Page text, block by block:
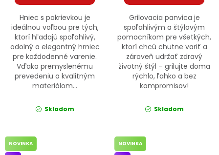
Hniec s pokrievkou je
ideálnou voľbou pre tých,
ktorí hľadajú spoľahlivý,
odolný a elegantný hrniec
pre každodenné varenie.
Vďaka premyslenému
prevedeniu a kvalitným
materiálom...
Skladom
Grilovacia panvica je
spoľahlivým a štýlovým
pomocníkom pre všetkých,
ktorí chcú chutne variť a
zároveň udržať zdravý
životný štýl – grilujte doma
rýchlo, ľahko a bez
kompromisov!
Skladom
NOVINKA NOVINKA